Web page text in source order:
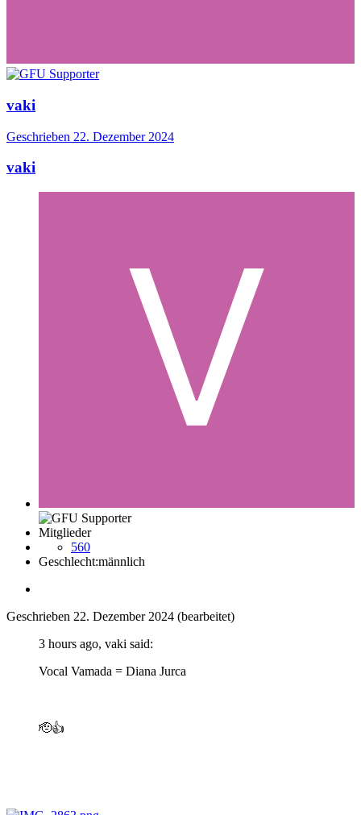
vaki
Geschrieben 22. Dezember 2024
vaki
Mitglieder
560
Geschlecht:männlich
Geschrieben 22. Dezember 2024 (bearbeitet)
3 hours ago, vaki said:
Vocal Vamada = Diana Jurca
🫡👍